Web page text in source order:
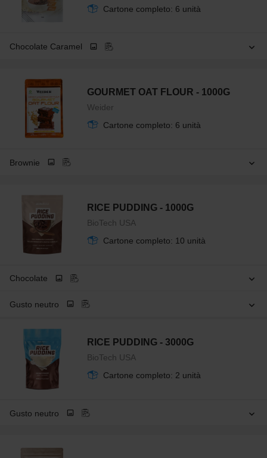
Cartone completo: 6 unità
Chocolate Caramel
GOURMET OAT FLOUR - 1000G
Weider
Cartone completo: 6 unità
Brownie
RICE PUDDING - 1000G
BioTech USA
Cartone completo: 10 unità
Chocolate
Gusto neutro
RICE PUDDING - 3000G
BioTech USA
Cartone completo: 2 unità
Gusto neutro